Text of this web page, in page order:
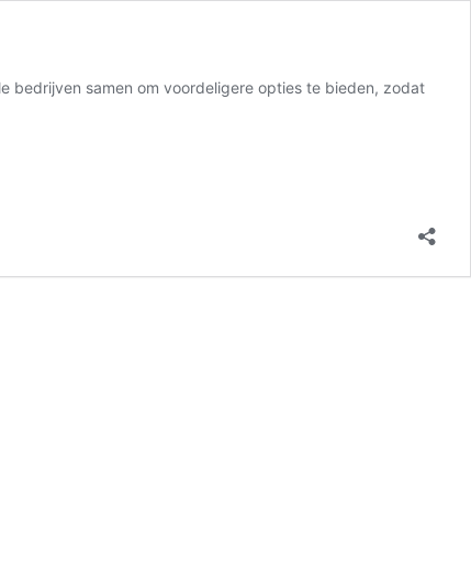
bedrijven samen om voordeligere opties te bieden, zodat